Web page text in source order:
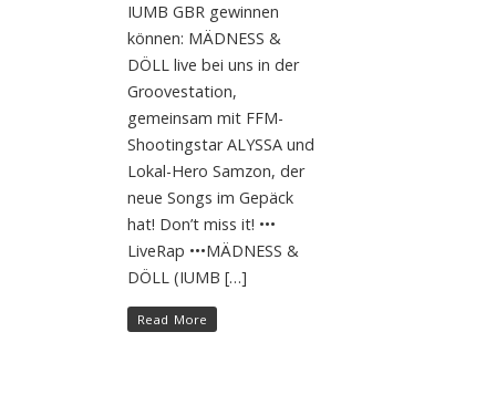
IUMB GBR gewinnen
können: MÄDNESS &
DÖLL live bei uns in der
Groovestation,
gemeinsam mit FFM-
Shootingstar ALYSSA und
Lokal-Hero Samzon, der
neue Songs im Gepäck
hat! Don’t miss it! •••
LiveRap •••MÄDNESS &
DÖLL (IUMB […]
Read More